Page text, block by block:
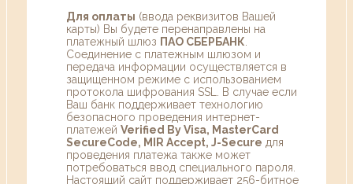
Для оплаты (ввода реквизитов Вашей
карты) Вы будете перенаправлены на
платежный шлюз ПАО СБЕРБАНК
Соединение с платежным шлюзом и
передача информации осуществляется в
защищенном режиме с использованием
протокола шифрования SSL. В случае если
Ваш банк поддерживает технологию
безопасного проведения интернет-
платежей Verified By Visa, MasterCard
SecureCode, MIR Accept, J-Secure для
проведения платежа также может
потребоваться ввод специального пароля.
Настоящий сайт поддерживает 256-битное